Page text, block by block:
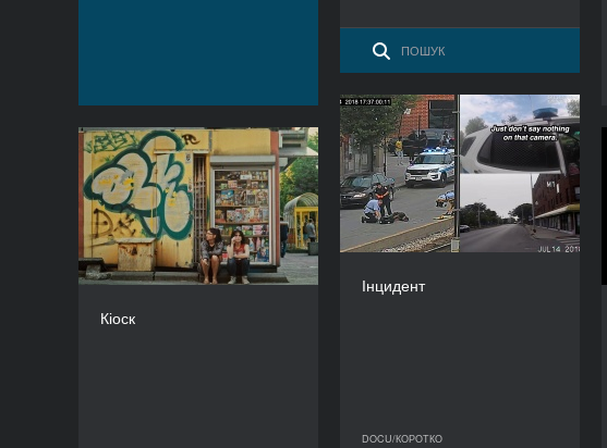
Інцидент
DOCU/КОРОТКО
Інцидент
РІК
2023
КРАЇНА
США
РЕЖИСЕР/-КА
Кіоск
Кіоск
РІК
2023
КРАЇНА
Польща
РЕЖИСЕР/-КА